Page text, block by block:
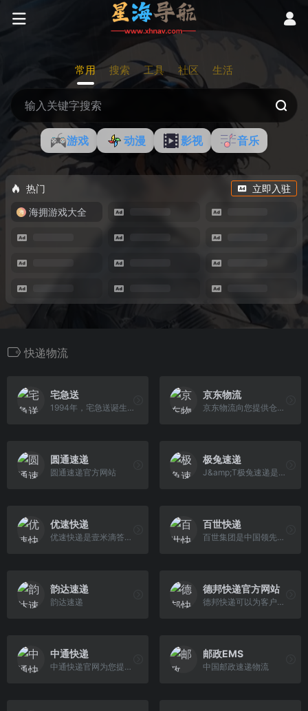
常用 搜索 工具 社区 生活
游戏 动漫 影视 音乐
热门
立即入驻
海拥游戏大全
快递物流
宅急送
1994年，宅急送诞生于北京。以项目物流为依托，宅急送逐渐构建起仓储、分拣、包装、配送“一条龙”服务，积累了丰富的项目运作经验，锻造出卓越的项目运作模式 。
京东物流
京东物流向您提供仓配服务、快递快运服务、大件服务、冷链服务、跨境服务。客服专线950616，7*14小时服务。
圆通速递
圆通速递官方网站
极兔速递
J&amp;T极兔速递是一家全球综合物流服务运营商。公司创立于2015年，快递网络覆盖印度尼西亚、越南、马来西亚、菲律宾、泰国、柬埔寨、新加坡、中国、沙特阿拉伯、阿联酋、墨西哥、巴西、埃及共13个国家。秉承“客户为本、效率为根”的宗旨，J&amp;T极兔速递致力于通过智能化的基础设施，数字化的物流网络，为客户提供全场景化的物流解决方案，以高 效连接世界，让物流惠及全球。
优速快递
优速快递是壹米滴答集团旗下快递品牌，成立于2009年，于2019年并入壹米滴答集团，是一家提供全国性快递服务的规模型快递企业，致力于成为性价比最优的大包裹 快递公司，全国统一客服热线：95058；大包裹，用优速，只为每壹次托付。
百世快递
百世集团是中国领先的智慧供应链解决方案和物流服务提供商，集供应链管理、快运、国际物流等业务板块于一体，建立了“门到门”的B2B2C的一站式服务
韵达速递
韵达速递
德邦快递官方网站
德邦快递可以为客户提供快递/物流等多方位的服务,从同城快递到国际物流,我们都可以为您提供。德邦快递也是快递物流行业中的老品牌了,超过10年服务经验让我们 的快递物流服务更专业,让客户更省心
中通快递
中通快递官网为您提供中通快递单号(运单)跟踪查询,投诉电话查询,运费报价查询,中通营业网点查询,在线下单(寄件)等服务,全国统一客服热线：95311
邮政EMS
中国邮政速递物流